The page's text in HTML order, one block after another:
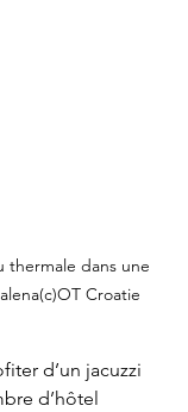
thermale dans une
Croatie
d’un jacuzzi
d’hôtel